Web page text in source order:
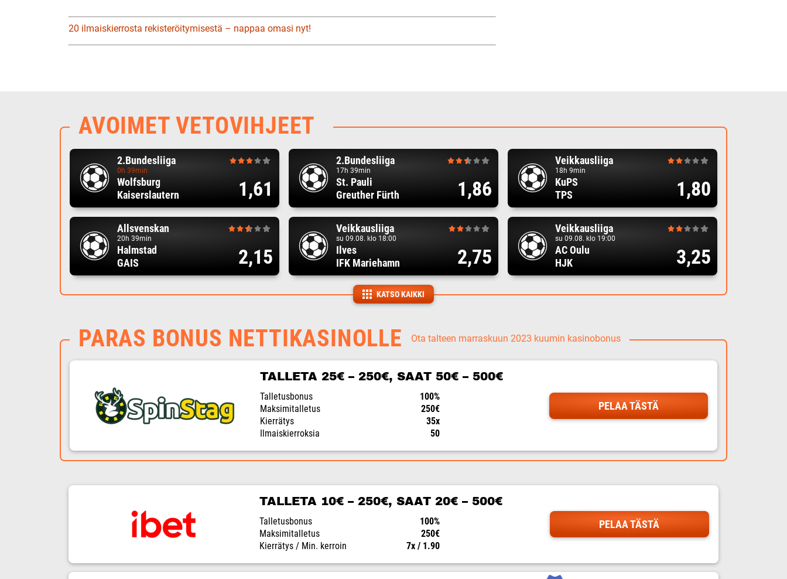
20 ilmaiskierrosta rekisteröitymisestä – nappaa omasi nyt!
AVOIMET VETOVIHJEET
2.Bundesliiga
0h 39min
Wolfsburg
Kaiserslautern
1,61
2.Bundesliiga
17h 39min
St. Pauli
Greuther Fürth
1,86
Veikkausliiga
18h 9min
KuPS
TPS
1,80
Allsvenskan
20h 39min
Halmstad
GAIS
2,15
Veikkausliiga
su 09.08. klo 18:00
Ilves
IFK Mariehamn
2,75
Veikkausliiga
su 09.08. klo 19:00
AC Oulu
HJK
3,25
KATSO KAIKKI
PARAS BONUS NETTIKASINOLLE Ota talteen marraskuun 2023 kuumin kasinobonus
TALLETA 25€ – 250€, SAAT 50€ – 500€
Talletusbonus
100%
Maksimitalletus
250€
Kierrätys
35x
Ilmaiskierroksia
50
PELAA TÄSTÄ
TALLETA 10€ – 250€, SAAT 20€ – 500€
Talletusbonus
100%
Maksimitalletus
250€
Kierrätys / Min. kerroin
7x / 1.90
PELAA TÄSTÄ